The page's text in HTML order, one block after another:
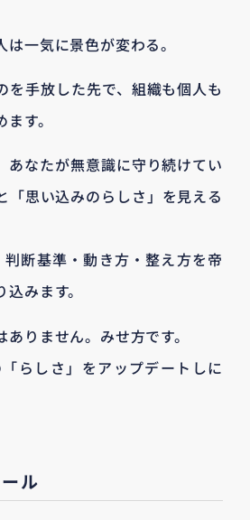
一気に景色が変わる。
を手放した先で、組織も個人も
す。
あなたが無意識に守り続けてい
「思い込みのらしさ」を見える
断基準・動き方・整え方を帝
みます。
りません。みせ方です。
らしさ」をアップデートしに
ル